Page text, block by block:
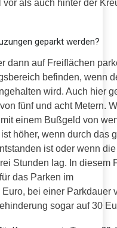
als auch hinter der
geparkt werden?
dann auf Freiflächen
befinden, wenn
wird. Auch hier
fünf und acht Metern.
einem Bußgeld von
höher, wenn durch das
ist oder wenn die
Stunden lag. In diesem
das Parken im
bei einer Parkdauer
sogar auf 30